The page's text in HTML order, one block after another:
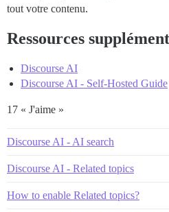
tout votre contenu.
Ressources
Discourse AI
Discourse AI - Self-Hosted Guide
17 « J'aime »
Discourse AI - AI search
Discourse AI - Related topics
How to enable Related topics?